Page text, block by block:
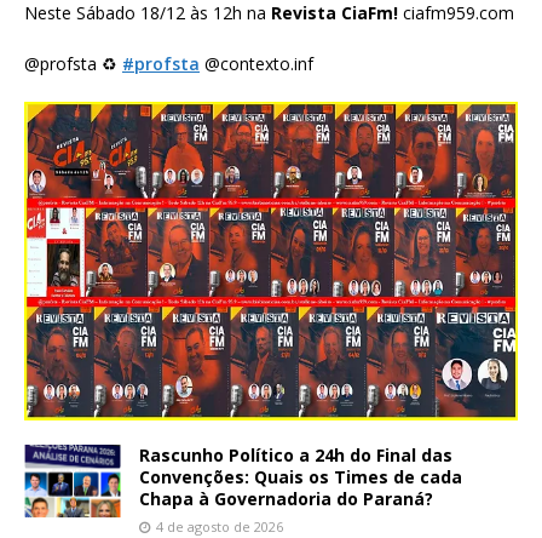
Neste Sábado 18/12 às 12h na Revista CiaFm! ciafm959.com
@profsta ♻️ #profsta @contexto.inf
Rascunho Político a 24h do Final das
Convenções: Quais os Times de cada
Chapa à Governadoria do Paraná?
4 de agosto de 2026